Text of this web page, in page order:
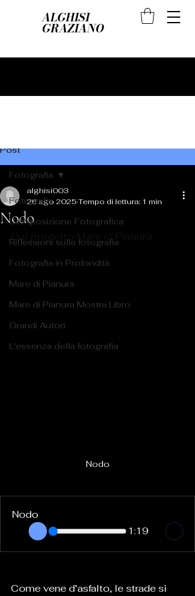
ALGHISI
GRAZIANO
Post
Fotografia
Composizione Fotografica
Riflessioni sulla fotografia
Fotografia in Profondità
Mare di Pianura
Mare di Pianura Mostra Libro
Grandi Autori
L'essenza della fotografia
Fotografia
Nodo
alghisi003
26 ago 2025Tempo di lettura: 1 min
Dal progetto Mare di Pianura
Nodo
Nodo
1:19
Come vene d’asfalto, le strade si